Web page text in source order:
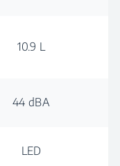
10.9 L
44 dBA
LED